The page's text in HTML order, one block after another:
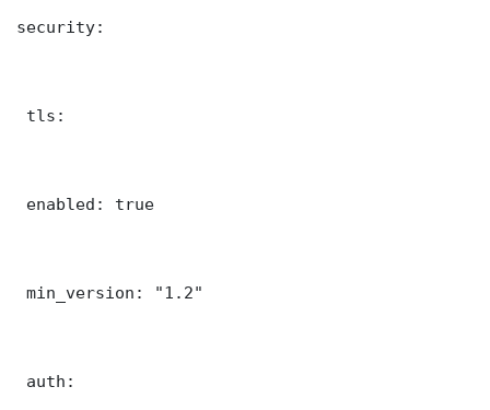
security:
tls:
enabled: true
min_version: "1.2"
auth: